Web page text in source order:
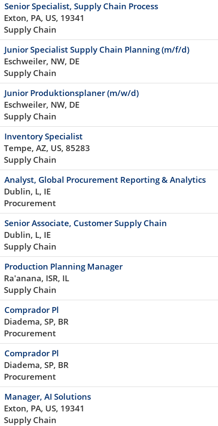
Senior Specialist, Supply Chain Process
Exton, PA, US, 19341
Supply Chain
Junior Specialist Supply Chain Planning (m/f/d)
Eschweiler, NW, DE
Supply Chain
Junior Produktionsplaner (m/w/d)
Eschweiler, NW, DE
Supply Chain
Inventory Specialist
Tempe, AZ, US, 85283
Supply Chain
Analyst, Global Procurement Reporting & Analytics
Dublin, L, IE
Procurement
Senior Associate, Customer Supply Chain
Dublin, L, IE
Supply Chain
Production Planning Manager
Ra'anana, ISR, IL
Supply Chain
Comprador Pl
Diadema, SP, BR
Procurement
Comprador Pl
Diadema, SP, BR
Procurement
Manager, AI Solutions
Exton, PA, US, 19341
Supply Chain